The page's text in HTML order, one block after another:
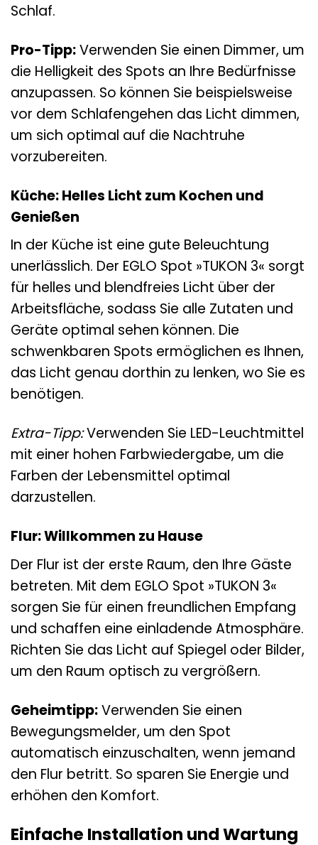
Schlaf.
Pro-Tipp:Verwenden Sie einen Dimmer, um
die Helligkeit des Spots an Ihre Bedürfnisse
anzupassen. So können Sie beispielsweise
vor dem Schlafengehen das Licht dimmen,
um sich optimal auf die Nachtruhe
vorzubereiten.
Küche: Helles Licht zum Kochen und
Genießen
In der Küche ist eine gute Beleuchtung
unerlässlich. Der EGLO Spot »TUKON 3« sorgt
für helles und blendfreies Licht über der
Arbeitsfläche, sodass Sie alle Zutaten und
Geräte optimal sehen können. Die
schwenkbaren Spots ermöglichen es Ihnen,
das Licht genau dorthin zu lenken, wo Sie es
benötigen.
Extra-Tipp:Verwenden Sie LED-Leuchtmittel
mit einer hohen Farbwiedergabe, um die
Farben der Lebensmittel optimal
darzustellen.
Flur: Willkommen zu Hause
Der Flur ist der erste Raum, den Ihre Gäste
betreten. Mit dem EGLO Spot »TUKON 3«
sorgen Sie für einen freundlichen Empfang
und schaffen eine einladende Atmosphäre.
Richten Sie das Licht auf Spiegel oder Bilder,
um den Raum optisch zu vergrößern.
Geheimtipp:Verwenden Sie einen
Bewegungsmelder, um den Spot
automatisch einzuschalten, wenn jemand
den Flur betritt. So sparen Sie Energie und
erhöhen den Komfort.
Einfache Installation und Wartung